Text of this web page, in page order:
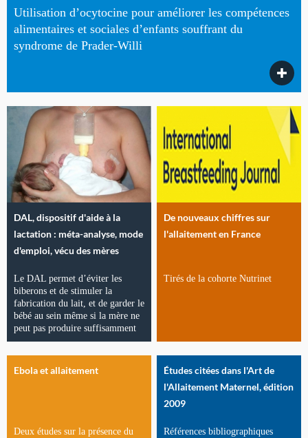
Utilisation d’ocytocine pour améliorer les compétences
alimentaires et sociales d’enfants souffrant du
syndrome de Prader-Willi
DAL, dispositif d'aide à la
lactation : méta-analyse, mode
d'emploi, vécu des mères
Le DAL permet d’éviter les
biberons et de stimuler la
fabrication du lait, et de garder le
bébé au sein même si la mère ne
peut pas produire suffisamment
De nouveaux chiffres sur
l'allaitement en France
Tirés de la cohorte Nutrinet
Ebola et allaitement
Deux études sur la présence du
Études citées dans l'Art de
l'Allaitement Maternel, édition
2009
Références bibliographiques